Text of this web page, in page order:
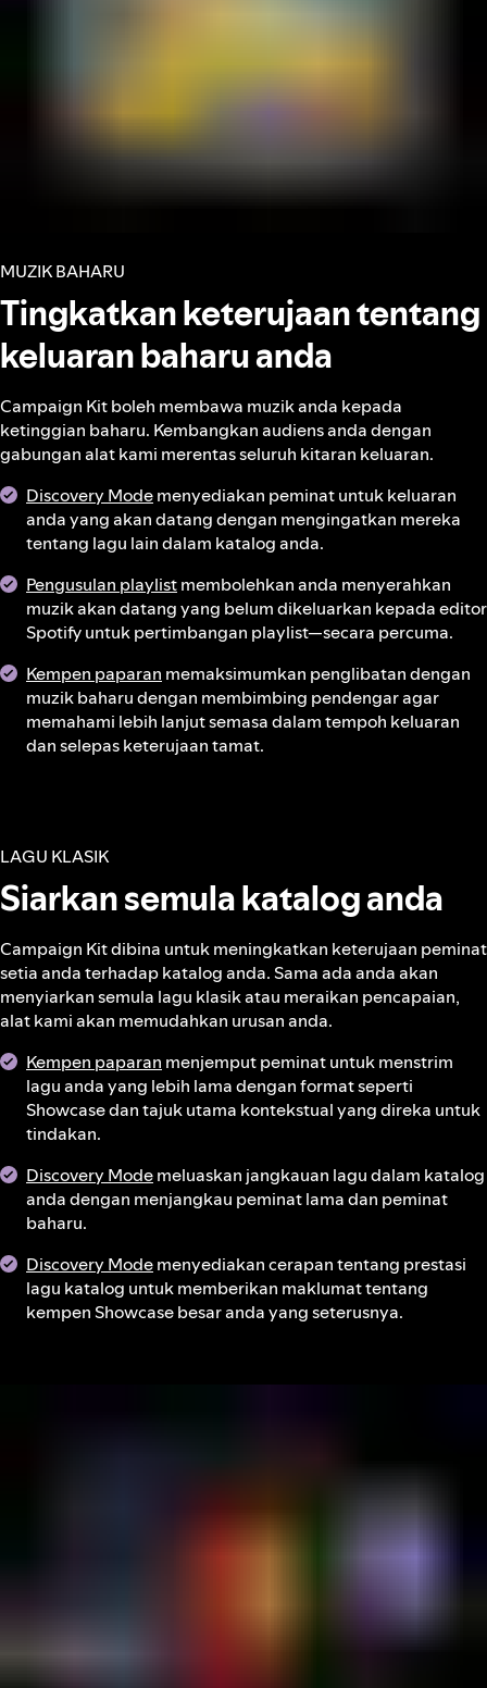
MUZIK BAHARU
Tingkatkan keterujaan tentang
keluaran baharu anda
Campaign Kit boleh membawa muzik anda kepada
ketinggian baharu. Kembangkan audiens anda dengan
gabungan alat kami merentas seluruh kitaran keluaran.
Discovery Modemenyediakan peminat untuk keluaran
anda yang akan datang dengan mengingatkan mereka
tentang lagu lain dalam katalog anda.
Pengusulan playlistmembolehkan anda menyerahkan
muzik akan datang yang belum dikeluarkan kepada editor
Spotify untuk pertimbangan playlist—secara percuma.
Kempen paparan memaksimumkan penglibatan dengan
muzik baharu dengan membimbing pendengar agar
memahami lebih lanjut semasa dalam tempoh keluaran
dan selepas keterujaan tamat.
LAGU KLASIK
Siarkan semula katalog anda
Campaign Kit dibina untuk meningkatkan keterujaan peminat
setia anda terhadap katalog anda. Sama ada anda akan
menyiarkan semula lagu klasik atau meraikan pencapaian,
alat kami akan memudahkan urusan anda.
Kempen paparan menjemput peminat untuk menstrim
lagu anda yang lebih lama dengan format seperti
Showcase dan tajuk utama kontekstual yang direka untuk
tindakan.
Discovery Modemeluaskan jangkauan lagu dalam katalog
anda dengan menjangkau peminat lama dan peminat
baharu.
Discovery Modemenyediakan cerapan tentang prestasi
lagu katalog untuk memberikan maklumat tentang
kempen Showcase besar anda yang seterusnya.